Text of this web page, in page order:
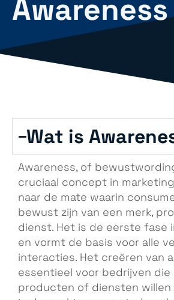
Awareness
Wat is
Awareness, of
cruciaal concept in
naar de mate waarin
bewust zijn van een merk,
dienst. Het is de eerste fase
en vormt de basis voor alle
interacties. Het creëren van
essentieel voor bedrijven die
producten of diensten willen